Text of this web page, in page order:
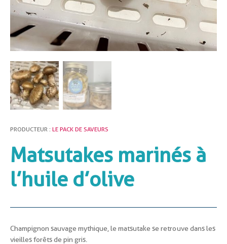
PRODUCTEUR :LE PACK DE SAVEURS
Matsutakes marinés à
l’huile d’olive
Champignon sauvage mythique, le matsutake se retrouve dans les
vieilles forêts de pin gris.